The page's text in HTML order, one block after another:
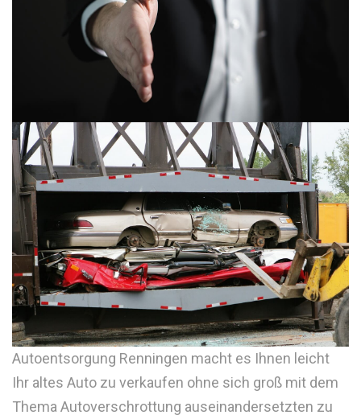
Autoentsorgung Renningen macht es Ihnen leicht
Ihr altes Auto zu verkaufen ohne sich groß mit dem
Thema Autoverschrottung auseinandersetzten zu